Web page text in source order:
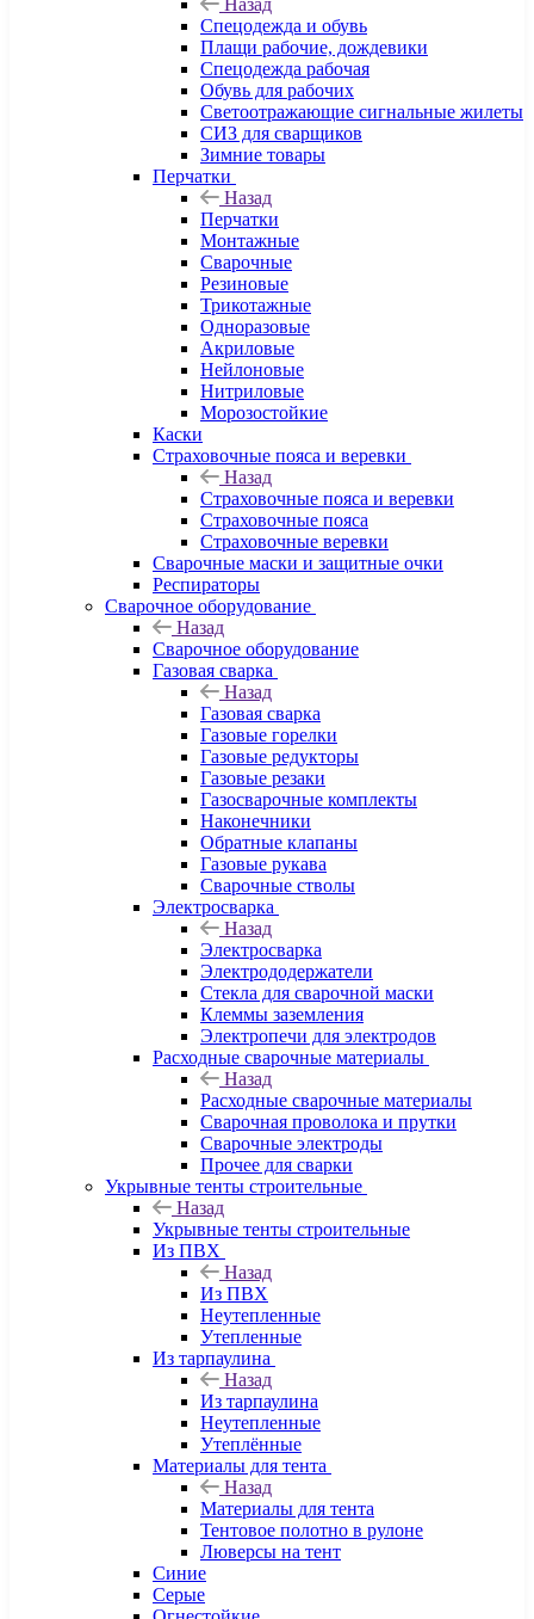
Назад
Спецодежда и обувь
Плащи рабочие, дождевики
Спецодежда рабочая
Обувь для рабочих
Светоотражающие сигнальные жилеты
СИЗ для сварщиков
Зимние товары
Перчатки
Назад
Перчатки
Монтажные
Сварочные
Резиновые
Трикотажные
Одноразовые
Акриловые
Нейлоновые
Нитриловые
Морозостойкие
Каски
Страховочные пояса и веревки
Назад
Страховочные пояса и веревки
Страховочные пояса
Страховочные веревки
Сварочные маски и защитные очки
Респираторы
Сварочное оборудование
Назад
Сварочное оборудование
Газовая сварка
Назад
Газовая сварка
Газовые горелки
Газовые редукторы
Газовые резаки
Газосварочные комплекты
Наконечники
Обратные клапаны
Газовые рукава
Сварочные стволы
Электросварка
Назад
Электросварка
Электрододержатели
Стекла для сварочной маски
Клеммы заземления
Электропечи для электродов
Расходные сварочные материалы
Назад
Расходные сварочные материалы
Сварочная проволока и прутки
Сварочные электроды
Прочее для сварки
Укрывные тенты строительные
Назад
Укрывные тенты строительные
Из ПВХ
Назад
Из ПВХ
Неутепленные
Утепленные
Из тарпаулина
Назад
Из тарпаулина
Неутепленные
Утеплённые
Материалы для тента
Назад
Материалы для тента
Тентовое полотно в рулоне
Люверсы на тент
Синие
Серые